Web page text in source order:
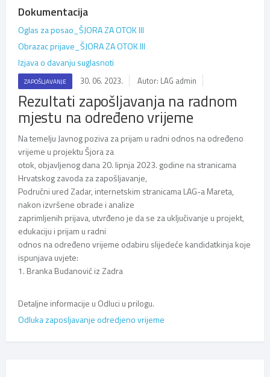
Dokumentacija
Oglas za posao_ŠJORA ZA OTOK III
Obrazac prijave_ŠJORA ZA OTOK III
Izjava o davanju suglasnoti
ZAPOŠLJAVANJE 30. 06. 2023. Autor: LAG admin
Rezultati zapošljavanja na radnom
mjestu na određeno vrijeme
Na temelju Javnog poziva za prijam u radni odnos na određeno
vrijeme u projektu Šjora za
otok, objavljenog dana 20. lipnja 2023. godine na stranicama
Hrvatskog zavoda za zapošljavanje,
Područni ured Zadar, internetskim stranicama LAG-a Mareta,
nakon izvršene obrade i analize
zaprimljenih prijava, utvrđeno je da se za uključivanje u projekt,
edukaciju i prijam u radni
odnos na određeno vrijeme odabiru slijedeće kandidatkinja koje
ispunjava uvjete:
1. Branka Budanović iz Zadra
Detaljne informacije u Odluci u prilogu.
Odluka zaposljavanje odredjeno vrijeme